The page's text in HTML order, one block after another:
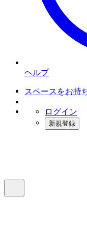
ヘルプ
スペースをお持
ログイン
新規登録